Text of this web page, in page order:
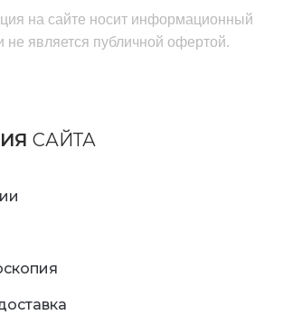
на сайте носит информационный
не является публичной офертой.
САЙТА